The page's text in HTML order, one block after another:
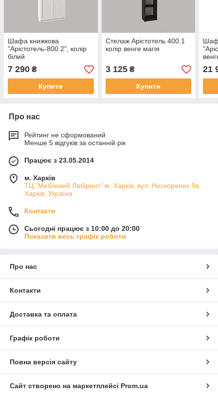
Шафа книжкова
"Арістотель-800.2", колір
білий
7 290 ₴
Купити
Стелаж Арістотель 400.1
колір венге магія
3 125₴
Купити
21
Про нас
Рейтинг не сформований
Менше 5 відгуків за останній рік
Працює з 23.05.2014
м. Харків
ТЦ "Меблевий Лабіринт" м. Харків, вул. Нескорених 9в,
Харків, Україна
Контакти
Сьогодні працює з 10:00 до 20:00
Показати весь графік роботи
Про нас
Контакти
Доставка та оплата
Графік роботи
Повна версія сайту
Сайт створено на маркетплейсі Prom.ua